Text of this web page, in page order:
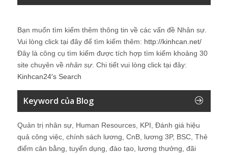
Bạn muốn tìm kiếm thêm thông tin về các vấn đề Nhân sự
Vui lòng click tại đây để tìm kiếm thêm: http://kinhcan.net/
Đây là công cụ tìm kiếm được tích hợp tìm kiếm khoảng 30
site chuyên về nhân sự. Chi tiết vui lòng click tại đây:
Kinhcan24′s Search
Keyword của Blog
Quản trị nhân sự, Human Resources, KPI, Đánh giá hiệu
quả công việc, chính sách lương, CnB, lương 3P, BSC, Thẻ
điểm cân bằng, tuyển dụng, đào tạo, lương thưởng, đãi